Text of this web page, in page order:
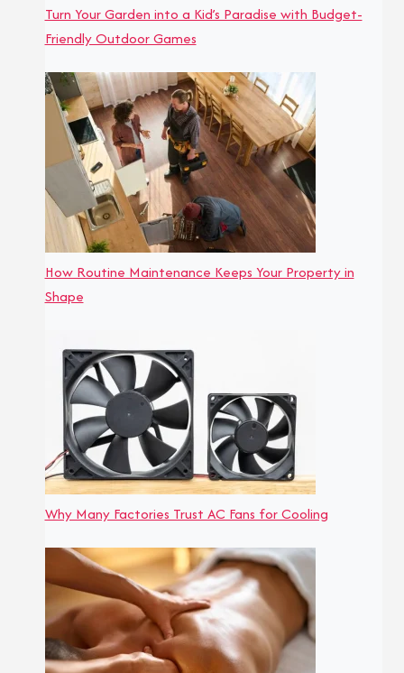
Turn Your Garden into a Kid’s Paradise with Budget-
Friendly Outdoor Games
How Routine Maintenance Keeps Your Property in
Shape
Why Many Factories Trust AC Fans for Cooling